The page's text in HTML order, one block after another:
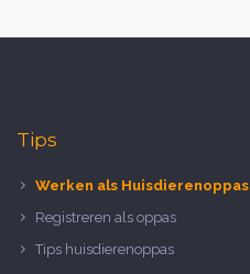
Tips
Werken als Huisdierenoppas
Registreren als oppas
Tips huisdierenoppas